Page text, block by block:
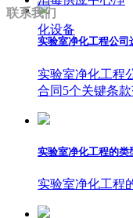
实验室净化工程公司
实验室净化工程
合同5个关键条
实验室净化工程的类
实验室净化工程
化设备
联系我们